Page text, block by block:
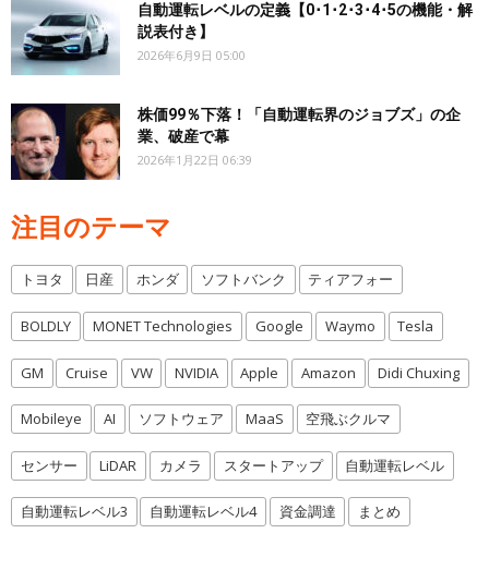
自動運転レベルの定義【0･1･2･3･4･5の機能・解
説表付き】
2026年6月9日 05:00
株価99％下落！「自動運転界のジョブズ」の企
業、破産で幕
2026年1月22日 06:39
注目のテーマ
トヨタ 日産 ホンダ ソフトバンク ティアフォー
BOLDLY MONET Technologies Google Waymo Tesla
GM Cruise VW NVIDIA Apple Amazon Didi Chuxing
Mobileye AI ソフトウェア MaaS 空飛ぶクルマ
センサー LiDAR カメラ スタートアップ 自動運転レベル
自動運転レベル3 自動運転レベル4 資金調達 まとめ